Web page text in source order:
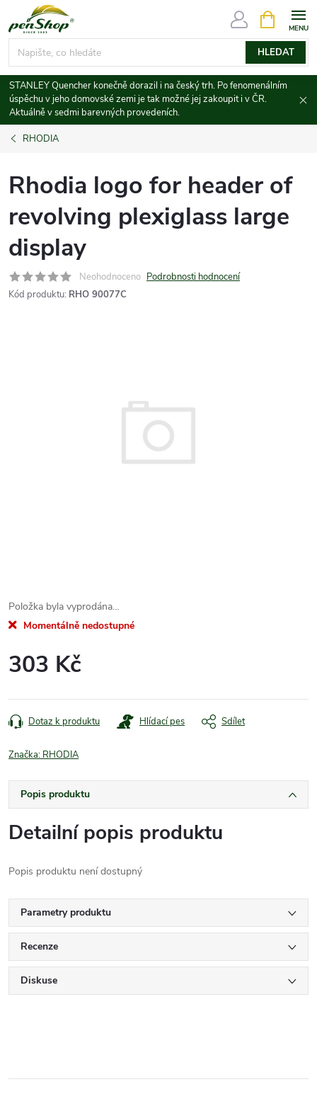
na
obsah
HLEDAT
NÁKUPNÍ
KOŠÍK
STANLEY Quencher konečně dorazil i na český trh. Po fenomenálním
úspěchu v jeho domovské zemi je tak možné jej zakoupit i v ČR.
Aktuálně v sedmi barevných provedeních.
RHODIA
Rhodia logo for header of
revolving plexiglass large
display
Neohodnoceno Podrobnosti hodnocení
Kód produktu: RHO 90077C
Položka byla vyprodána…
Momentálně nedostupné
303 Kč
cena:
Dotaz k produktu Hlídací pes Sdílet
Značka: RHODIA
Popis produktu
Detailní popis produktu
Popis produktu není dostupný
Parametry produktu
Recenze
Diskuse